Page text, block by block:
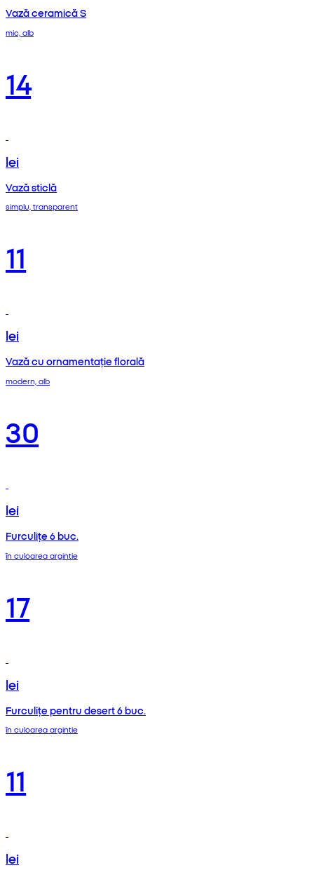
Vază ceramică S
mic, alb
14
lei
Vază sticlă
simplu, transparent
11
lei
Vază cu ornamentație florală
modern, alb
30
lei
Furculițe 6 buc.
în culoarea argintie
17
lei
Furculițe pentru desert 6 buc.
în culoarea argintie
11
lei